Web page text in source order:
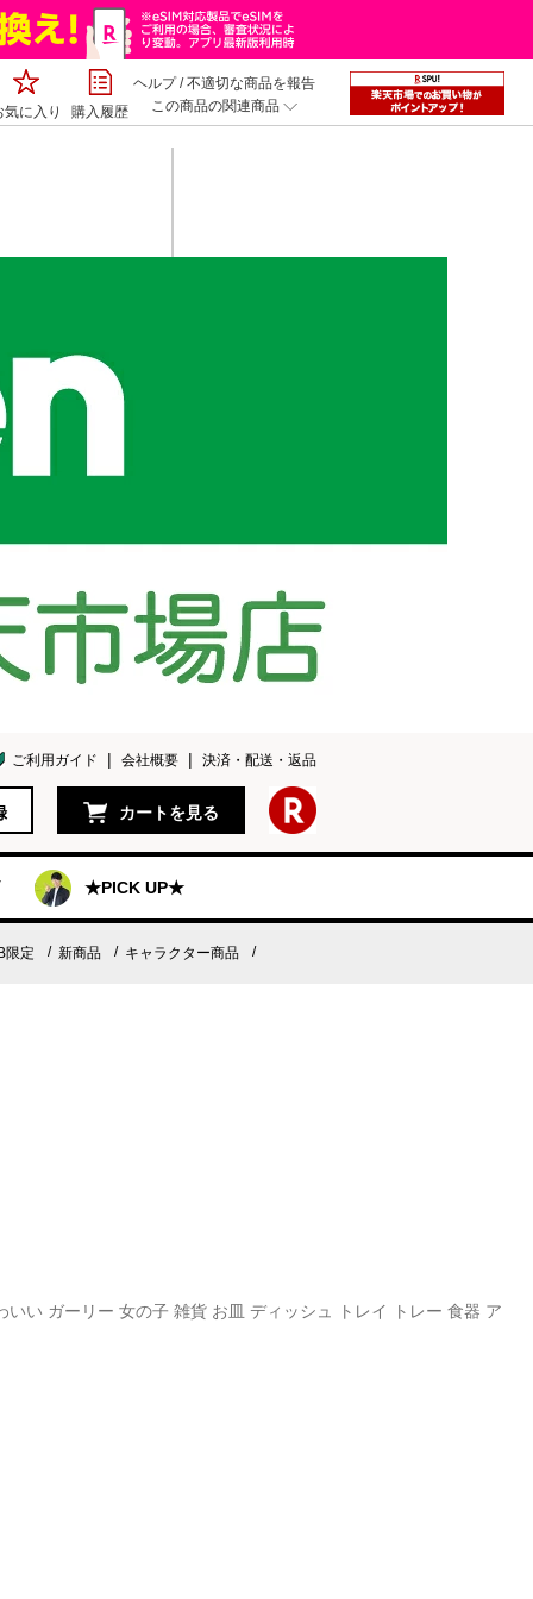
気に入り 購入履歴
ヘルプ/不適切な商品を報告
この商品の関連商品
ご利用ガイド 会社概要 決済・配送・返品
カートを見る
★PICK UP★
限定 新商品 キャラクター商品
い ガーリー 女の子 雑貨 お皿 ディッシュ トレイ トレー 食器 ア